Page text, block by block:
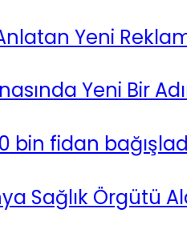
Yeni Reklam
Yeni Bir Adım
fidan bağışladı !
Örgütü